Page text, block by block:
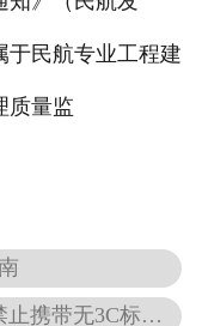
于民航专业工程建
质量监
下一条：紧急通知：6月28日起禁止携带无3C标识及被召回的充电宝乘机